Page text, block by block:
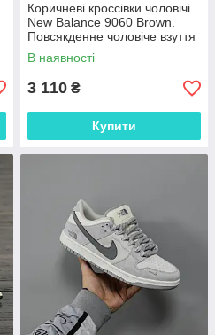
Коричневі кроссівки чоловічі
New Balance 9060 Brown.
Повсякденне чоловіче взуття
Нью Беленс 9060.
В наявності
3 110 ₴
Купити